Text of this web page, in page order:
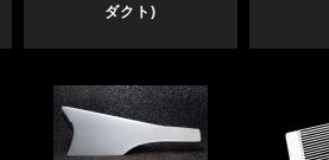
ダクト)